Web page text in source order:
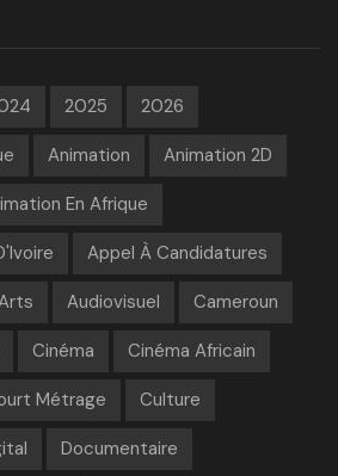
2025 2026
Animation Animation 2D
En Afrique
Appel À Candidatures
Audiovisuel Cameroun
Cinéma Cinéma Africain
Métrage Culture
Documentaire